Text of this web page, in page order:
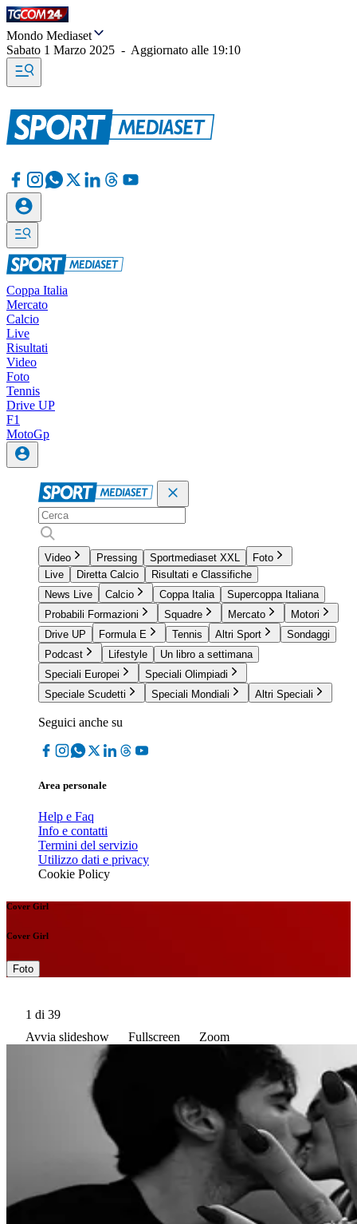
Mondo Mediaset
Sabato 1 Marzo 2025 - Aggiornato alle 19:10
Coppa Italia
Mercato
Calcio
Live
Risultati
Video
Foto
Tennis
Drive UP
F1
MotoGp
Video Pressing Sportmediaset XXL
Foto
Live
Diretta Calcio
Risultati e Classifiche
News Live
Calcio Coppa Italia
Supercoppa Italiana
Probabili Formazioni
Squadre Mercato
Motori
Drive UP
Formula E Tennis Altri Sport
Sondaggi
Podcast
Lifestyle
Un libro a settimana
Speciali Europei
Speciali Olimpiadi
Speciale Scudetti
Speciali Mondiali Altri Speciali
Seguici anche su
Area personale
Help e Faq
Info e contatti
Termini del servizio
Utilizzo dati e privacy
Cookie Policy
Cover Girl
Cover Girl
Foto
1 di 39
Avvia slideshow
Fullscreen Zoom